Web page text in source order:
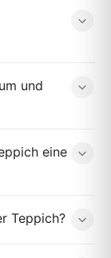
und
eine
Teppich?